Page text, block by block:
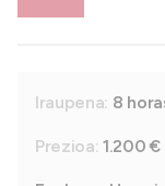
Iraupena: 8
Prezioa:1.200